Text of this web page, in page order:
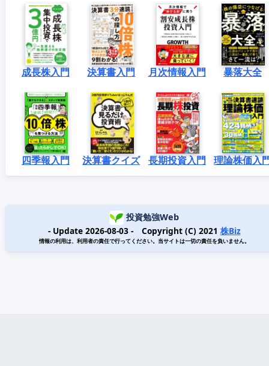
成長株入門 決算書入門 月次情報入門 暴落大全
四季報入門 決算書クイズ 長期投資入門 理論株価入
投資勉強Web
- Update 2026-08-03 - Copyright (C) 2021 株Biz
情報の利用は、利用者の責任で行ってください。当サイトは一切の責任を負いません。